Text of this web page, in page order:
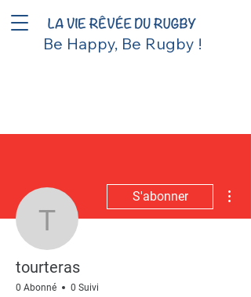
Be Happy, Be Rugby !
tourteras
S'abonner
tourteras
0 Abonné 0 Suivi